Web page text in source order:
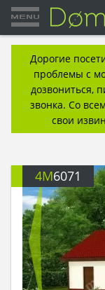
Дорогие
проблемы с
дозвониться,
звонка. Со
свои
4M6071